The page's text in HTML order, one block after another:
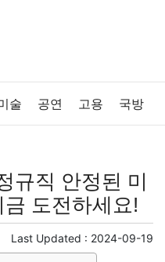
술 공연 고용 국방
상 주식 암호화폐
동물 패션 미용
규직 안정된 미
도전하세요!
Last Updated : 2024-09-19